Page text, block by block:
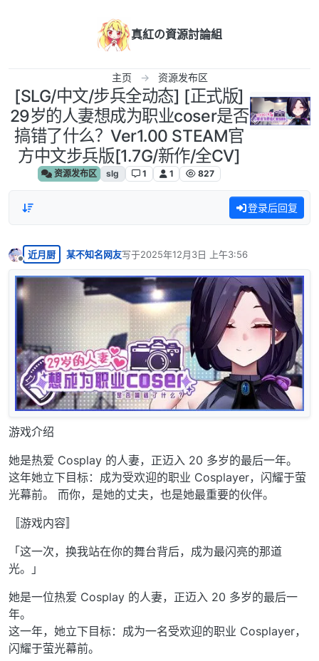
真紅の資源討論組
主页 资源发布区
[SLG/中文/步兵全动态] [正式版]
29岁的人妻想成为职业coser是否
搞错了什么？Ver1.00 STEAM官
方中文步兵版[1.7G/新作/全CV]
资源发布区 slg 1 1 827
登录后回复
离线
近月厨 某不知名网友写于2025年12月3日 上午3:56
最后由 编辑
游戏介绍
她是热爱 Cosplay 的人妻，正迈入 20 多岁的最后一年。
这年她立下目标：成为受欢迎的职业 Cosplayer，闪耀于萤
光幕前。 而你，是她的丈夫，也是她最重要的伙伴。
〚游戏内容〛
「这一次，换我站在你的舞台背后，成为最闪亮的那道
光。」
她是一位热爱 Cosplay 的人妻，正迈入 20 多岁的最后一
年。
这一年，她立下目标：成为一名受欢迎的职业 Cosplayer，
闪耀于萤光幕前。